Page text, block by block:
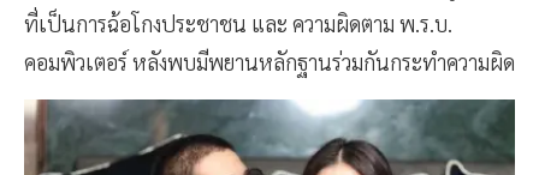
ที่เป็นการฉ้อโกงประชาชน และ ความผิดตาม พ.ร.บ.
คอมพิวเตอร์ หลังพบมีพยานหลักฐานร่วมกันกระทำความผิด